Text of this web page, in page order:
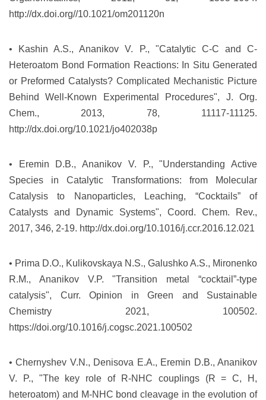
http://dx.doi.org//10.1021/om201120n
• Kashin A.S., Ananikov V. P., "Catalytic C-C and C-
Heteroatom Bond Formation Reactions: In Situ Generated
or Preformed Catalysts? Complicated Mechanistic Picture
Behind Well-Known Experimental Procedures", J. Org.
Chem., 2013, 78, 11117-11125.
http://dx.doi.org/10.1021/jo402038p
• Eremin D.B., Ananikov V. P., "Understanding Active
Species in Catalytic Transformations: from Molecular
Catalysis to Nanoparticles, Leaching, “Cocktails” of
Catalysts and Dynamic Systems", Coord. Chem. Rev.,
2017, 346, 2-19. http://dx.doi.org/10.1016/j.ccr.2016.12.021
• Prima D.O., Kulikovskaya N.S., Galushko A.S., Mironenko
R.M., Ananikov V.P. "Transition metal “cocktail”-type
catalysis", Curr. Opinion in Green and Sustainable
Chemistry 2021, 100502.
https://doi.org/10.1016/j.cogsc.2021.100502
• Chernyshev V.N., Denisova E.A., Eremin D.B., Ananikov
V. P., "The key role of R-NHC couplings (R = C, H,
heteroatom) and M-NHC bond cleavage in the evolution of